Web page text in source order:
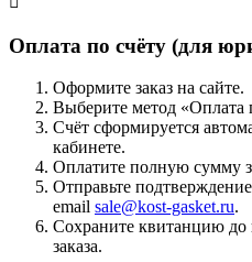
Оплата по счёту (для
Оформите заказ на сайте.
Выберите метод «Оплата
Счёт сформируется
кабинете.
Оплатите полную сумму
Отправьте
email sale@kost-gasket.ru.
Сохраните квитанцию
заказа.